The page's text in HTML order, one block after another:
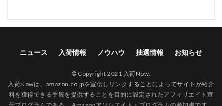
ニュース 入荷情報 ノウハウ 抽選情報 お知らせ
© Copyright 2021 入荷Now.
入荷Nowは、amazon.co.jpを宣伝しリンクすることによってサイトが紹介
料を獲得できる手段を提供することを目的に設定されたアフィリエイト宣
伝プログラムである、 Amazonアソシエイト・プログラムの参加者です。